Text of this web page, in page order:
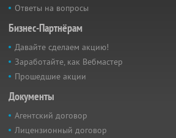
Ответы на вопросы
Бизнес-Партнёрам
Давайте сделаем акцию!
Заработайте, как Вебмастер
Прошедшие акции
Документы
Агентский договор
Лицензионный договор